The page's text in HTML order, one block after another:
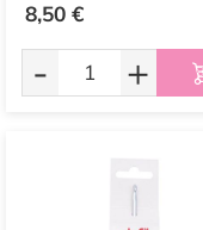
8,50 €
- +